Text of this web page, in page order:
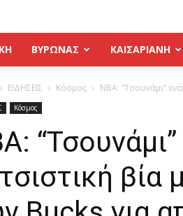
–
Παγκράτι
ΒΥΡΩΝΑΣ ΚΑΙΣΑΡΙΑΝΗ
ΕΙΔΗΣΕΙΣ Κόσμος NBA: “Τσουνάμι”
Κόσμος